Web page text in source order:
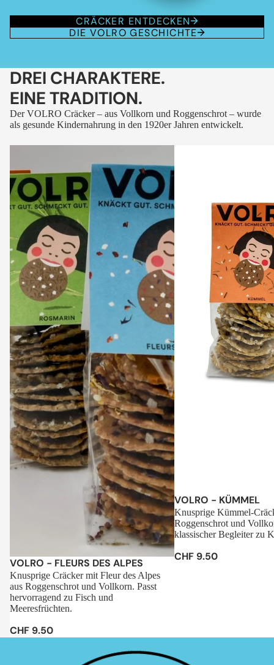
CRÄCKER ENTDECKEN
DIE VOLRO GESCHICHTE
DREI CHARAKTERE.
EINE TRADITION.
Der VOLRO Cräcker – aus Vollkorn und Roggenschrot – wurde
als gesunde Kindernahrung in den 1920er Jahren entwickelt.
FLEURS
DES
ALPES
Sale
VOLRO - FLEURS DES ALPES
Knusprige Cräcker mit Fleur des Alpes
aus Roggenschrot und Vollkorn. Passt
hervorragend zu Fisch und
Meeresfrüchten.
CHF 9.50
KÜMMEL
Sale
VOLRO - KÜMMEL
Knusprige Kümmel-
Roggenschrot und
klassischer Begleiter zu
CHF 9.50